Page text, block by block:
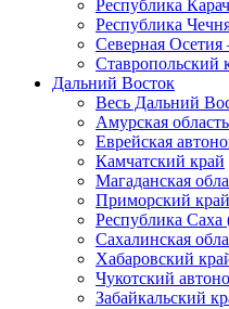
Республика
Республика
Северная
Ставропольский
Дальний Восток
Весь Дальний
Амурская область
Еврейская
Камчатский край
Магаданская
Приморский край
Республика Саха
Сахалинская
Хабаровский
Чукотский
Забайкальский